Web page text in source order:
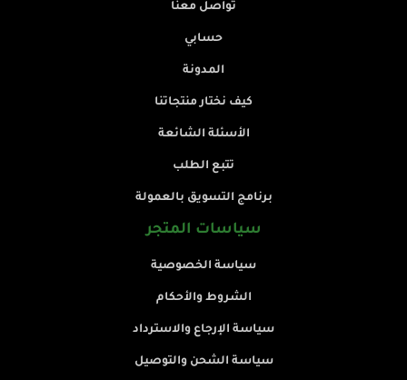
تواصل معنا
حسابي
المدونة
كيف نختار منتجاتنا
الأسئلة الشائعة
تتبع الطلب
برنامج التسويق بالعمولة
سياسات المتجر
سياسة الخصوصية
الشروط والأحكام
سياسة الإرجاع والاسترداد
سياسة الشحن والتوصيل